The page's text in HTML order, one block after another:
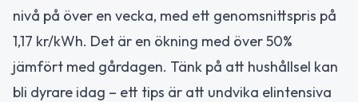
nivå på över en vecka, med ett genomsnittspris på
1,17 kr/kWh. Det är en ökning med över 50%
jämfört med gårdagen. Tänk på att hushållsel kan
bli dyrare idag – ett tips är att undvika elintensiva